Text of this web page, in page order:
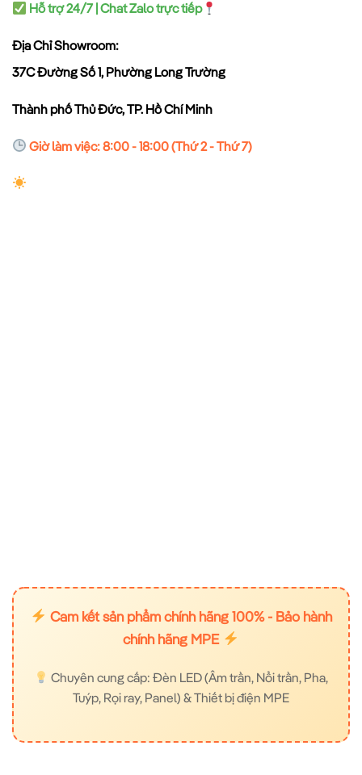
Hỗ trợ 24/7 | Chat Zalo trực tiếp
Địa Chỉ Showroom:
37C Đường Số 1, Phường Long Trường
Thành phố Thủ Đức, TP. Hồ Chí Minh
Giờ làm việc: 8:00 - 18:00 (Thứ 2 - Thứ 7)
Cam kết sản phẩm chính hãng 100% - Bảo hành
chính hãng MPE
Chuyên cung cấp: Đèn LED (Âm trần, Nổi trần, Pha,
Tuýp, Rọi ray, Panel) & Thiết bị điện MPE